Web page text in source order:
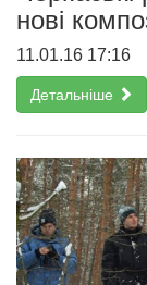
нові
11.01.16 17:16
Детальніше